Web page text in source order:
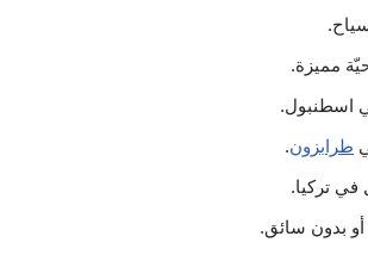
مميزة.
اسطنبول.
طرابزون.
تركيا.
بدون سائق.